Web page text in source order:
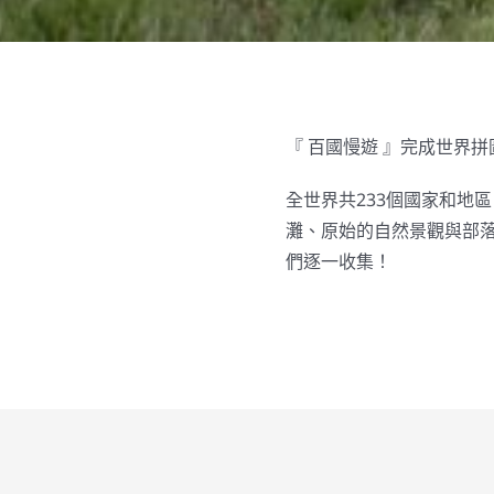
『 百國慢遊 』完成世界
全世界共233個國家和地
灘、原始的自然景觀與部
們逐一收集！